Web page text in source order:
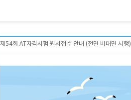
제54회 AT자격시험 원서접수 안내 (전면 비대면 시행)